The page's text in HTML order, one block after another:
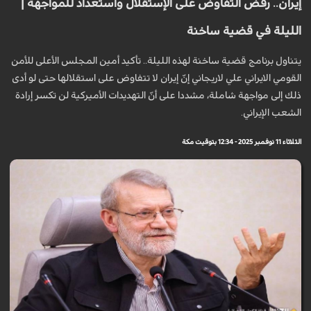
إيران.. رفض التفاوض على الإستقلال واستعداد للمواجهة |
الليلة في قضية ساخنة
يتناول برنامج قضية ساخنة لهذه الليلة.. تأكيد أمين المجلس الأعلى للأمن
القومي الايراني علي لاريجاني إنّ إيران لا تتفاوض على استقلالها حتى لو أدى
ذلك إلى مواجهة شاملة، مشددا على أنّ التهديدات الأميركية لن تكسر إرادة
الشعب الإيراني.
الثلاثاء 11 نوفمبر 2025 - 12:34 بتوقيت مكة